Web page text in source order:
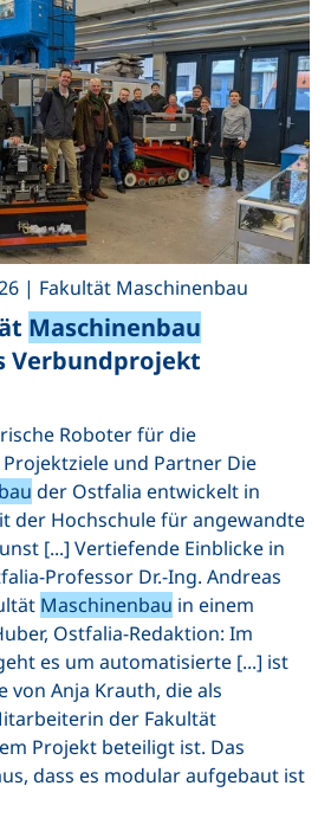
Maschinenbau
Verbundprojekt
| Fakultät Maschinenbau
Roboter für die
und Partner Die
der Ostfalia entwickelt in
der Hochschule für angewandte
[...] Vertiefende Einblicke in
Professor Dr.-Ing. Andreas
Maschinenbau in einem
Ostfalia-Redaktion: Im
es um automatisierte [...] ist
von Anja Krauth, die als
der Fakultät
Projekt beteiligt ist. Das
dass es modular aufgebaut ist